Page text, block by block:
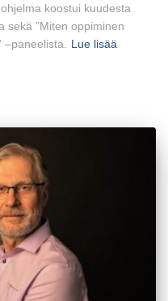
koostui kuudesta
sekä ”Miten oppiminen
Lue lisää